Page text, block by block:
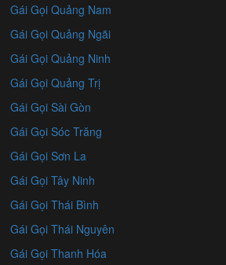
Gái Gọi Quảng Nam
Gái Gọi Quảng Ngãi
Gái Gọi Quảng Ninh
Gái Gọi Quảng Trị
Gái Gọi Sài Gòn
Gái Gọi Sóc Trăng
Gái Gọi Sơn La
Gái Gọi Tây Ninh
Gái Gọi Thái Bình
Gái Gọi Thái Nguyên
Gái Gọi Thanh Hóa